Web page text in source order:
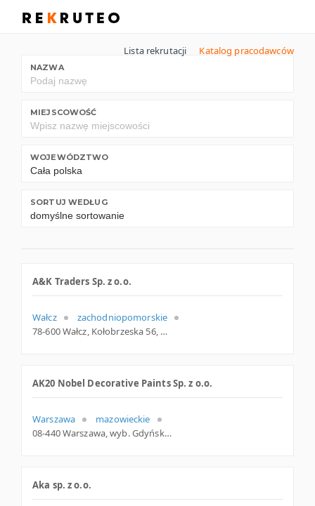
Lista rekrutacji Katalog pracodawców
NAZWA
MIEJSCOWOŚĆ
WOJEWÓDZTWO
SORTUJ WEDŁUG
A&K Traders Sp. z o.o.
Wałcz
zachodniopomorskie
78-600 Wałcz, Kołobrzeska 56, woj. Zachodniopomorskie, pow. Wałecki, gm. Wałcz
AK20 Nobel Decorative Paints Sp. z o.o.
Warszawa
mazowieckie
08-440 Warszawa, wyb. Gdyńskie 6d, woj. Mazowieckie, pow. Warszawa, gm. Warszawa
Aka sp. z o.o.